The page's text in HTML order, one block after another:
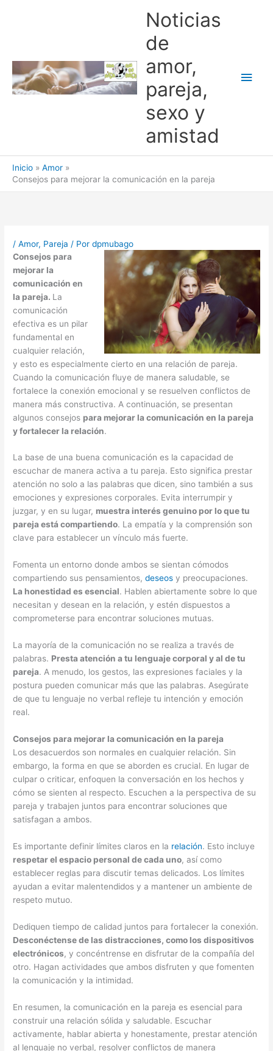
Noticias
de
amor,
pareja,
sexo y
amistad
Inicio
Amor
Consejos para mejorar la comunicación en la pareja
/Amor, Pareja / Pordpmubago
Consejos para
mejorar la
comunicación en
la pareja. La
comunicación
efectiva es un pilar
fundamental en
cualquier relación,
y esto es especialmente cierto en una relación de pareja.
Cuando la comunicación fluye de manera saludable, se
fortalece la conexión emocional y se resuelven conflictos de
manera más constructiva. A continuación, se presentan
algunos consejos para mejorar la comunicación en la pareja
y fortalecer la relación.
La base de una buena comunicación es la capacidad de
escuchar de manera activa a tu pareja. Esto significa prestar
atención no solo a las palabras que dicen, sino también a sus
emociones y expresiones corporales. Evita interrumpir y
juzgar, y en su lugar, muestra interés genuino por lo que tu
pareja está compartiendo. La empatía y la comprensión son
clave para establecer un vínculo más fuerte.
Fomenta un entorno donde ambos se sientan cómodos
compartiendo sus pensamientos,deseos y preocupaciones.
La honestidad es esencial. Hablen abiertamente sobre lo que
necesitan y desean en la relación, y estén dispuestos a
comprometerse para encontrar soluciones mutuas.
La mayoría de la comunicación no se realiza a través de
palabras. Presta atención a tu lenguaje corporal y al de tu
pareja. A menudo, los gestos, las expresiones faciales y la
postura pueden comunicar más que las palabras. Asegúrate
de que tu lenguaje no verbal refleje tu intención y emoción
real.
Consejos para mejorar la comunicación en la pareja
Los desacuerdos son normales en cualquier relación. Sin
embargo, la forma en que se aborden es crucial. En lugar de
culpar o criticar, enfoquen la conversación en los hechos y
cómo se sienten al respecto. Escuchen a la perspectiva de su
pareja y trabajen juntos para encontrar soluciones que
satisfagan a ambos.
Es importante definir límites claros en la relación. Esto incluye
respetar el espacio personal de cada uno, así como
establecer reglas para discutir temas delicados. Los límites
ayudan a evitar malentendidos y a mantener un ambiente de
respeto mutuo.
Dediquen tiempo de calidad juntos para fortalecer la conexión.
Desconéctense de las distracciones, como los dispositivos
electrónicos, y concéntrense en disfrutar de la compañía del
otro. Hagan actividades que ambos disfruten y que fomenten
la comunicación y la intimidad.
En resumen, la comunicación en la pareja es esencial para
construir una relación sólida y saludable. Escuchar
activamente, hablar abierta y honestamente, prestar atención
al lenguaje no verbal, resolver conflictos de manera